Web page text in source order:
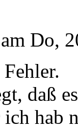
Do,
daß
hab